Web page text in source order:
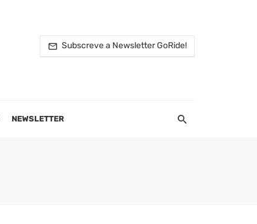
Subscreve a Newsletter GoRide!
NEWSLETTER